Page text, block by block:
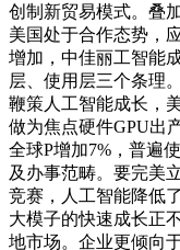
创制新贸易模式。叠
美国处于合作态势，
增加，中佳丽工智能
层、使用层三个条理
鞭策人工智能成长，
做为焦点硬件GPU出
全球P增加7%，普遍
及办事范畴。要完美
竞赛，人工智能降低
大模子的快速成长正
地市场。企业更倾向